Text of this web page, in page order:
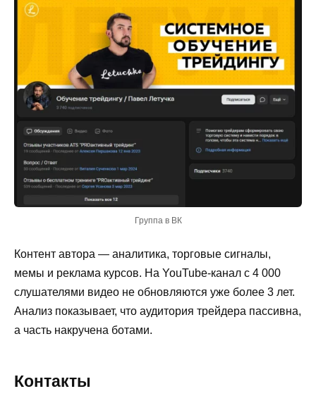
Группа в ВК
Контент автора — аналитика, торговые сигналы,
мемы и реклама курсов. На YouTube-канал с 4 000
слушателями видео не обновляются уже более 3 лет.
Анализ показывает, что аудитория трейдера пассивна,
а часть накручена ботами.
Контакты